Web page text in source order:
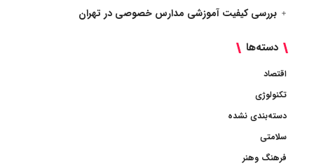
بررسی کیفیت آموزشی مدارس خصوصی در تهران
دسته‌ها
اقتصاد
تکنولوژی
دسته‌بندی نشده
سلامتی
فرهنگ وهنر